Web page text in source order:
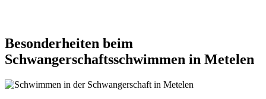
Besonderheiten beim
Schwangerschaftsschwimmen in Metelen